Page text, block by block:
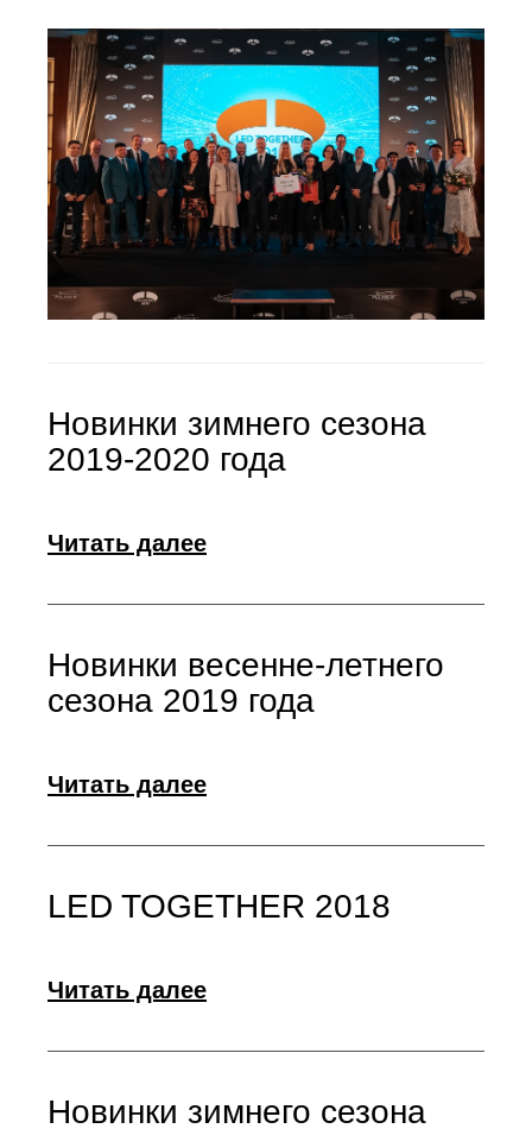
Новинки зимнего сезона
2019-2020 года
Читать далее
Новинки весенне-летнего
сезона 2019 года
Читать далее
LED TOGETHER 2018
Читать далее
Новинки зимнего сезона